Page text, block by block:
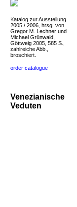
Katalog zur Ausstellung
2005 / 2006, hrsg. von
Gregor M. Lechner und
Michael Grünwald,
Göttweig 2005, 585 S.,
zahlreiche Abb.,
broschiert.
order catalogue
Venezianische
Veduten